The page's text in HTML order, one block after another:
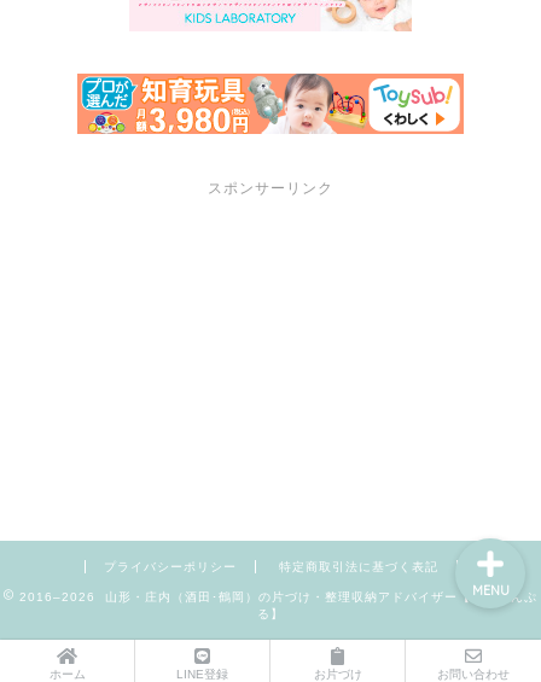
スポンサーリンク
プライバシーポリシー 特定商取引法に基づく表記
2016–2026 山形・庄内（酒田･鶴岡）の片づけ・整理収納アドバイザー【暮らしんぷ
る】
ホーム LINE登録 お片づけ お問い合わせ
MENU